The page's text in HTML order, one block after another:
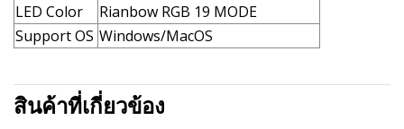
LED Color
Rianbow RGB 19 MODE
Support OS Windows/MacOS
สินค้าที่เกี่ยวข้อง